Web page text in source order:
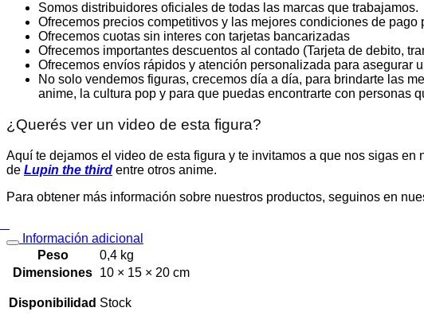
Somos distribuidores oficiales de todas las marcas que trabajamos.
Ofrecemos precios competitivos y las mejores condiciones de
Ofrecemos cuotas sin interes con tarjetas bancarizadas
Ofrecemos importantes descuentos al contado (Tarjeta de debito,
Ofrecemos envíos rápidos y atención personalizada para asegurar
No solo vendemos figuras, crecemos día a día, para brindarte las
anime, la cultura pop y para que puedas encontrarte con personas
¿Querés ver un video de esta figura?
Aquí te dejamos el video de esta figura y te invitamos a que nos sigas en
de Lupin the third entre otros anime.
Para obtener más información sobre nuestros productos, seguinos en
Información adicional
Peso
0,4 kg
Dimensiones 10 × 15 × 20 cm
Disponibilidad Stock